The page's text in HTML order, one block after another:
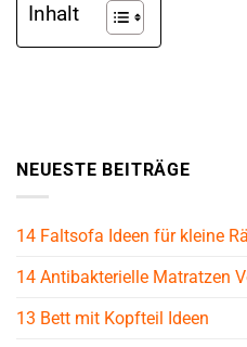
Inhalt
NEUESTE BEITRÄGE
14 Faltsofa Ideen für kleine
14 Antibakterielle Matratzen
13 Bett mit Kopfteil Ideen